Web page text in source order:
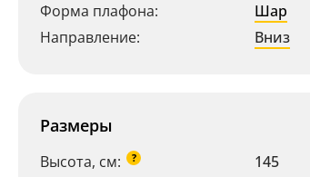
Форма плафона:
Шар
Направление:
Вниз
Размеры
Высота, см: ?
145